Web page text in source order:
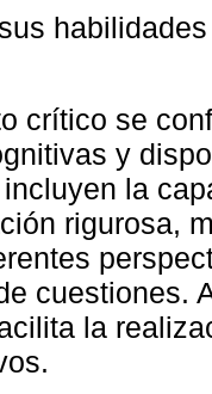
crítico se
y
la
rigurosa,
cuestiones.
la